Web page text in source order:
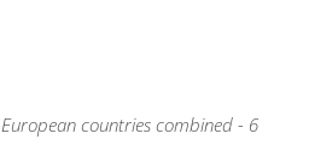
countries combined - 6